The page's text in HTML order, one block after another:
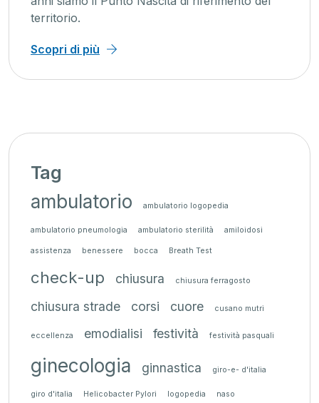
territorio.
Scopri di più
Tag
ambulatorio ambulatorio logopedia
ambulatorio pneumologia ambulatorio sterilità amiloidosi
assistenza benessere bocca Breath Test
check-up chiusura chiusura ferragosto
chiusura strade corsi cuore cusano mutri
eccellenza emodialisi festività festività pasquali
ginecologia ginnastica giro-e- d'italia
giro d'italia Helicobacter Pylori logopedia naso